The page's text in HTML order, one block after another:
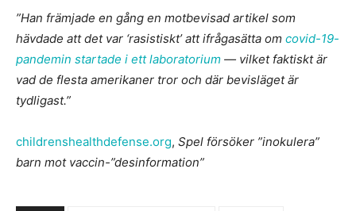
”Han främjade en gång en motbevisad artikel som
hävdade att det var ‘rasistiskt’ att ifrågasätta om covid-19-
pandemin startade i ett laboratorium — vilket faktiskt är
vad de flesta amerikaner tror och där bevisläget är
tydligast.”
childrenshealthdefense.org, Spel försöker ”inokulera”
barn mot vaccin-”desinformation”